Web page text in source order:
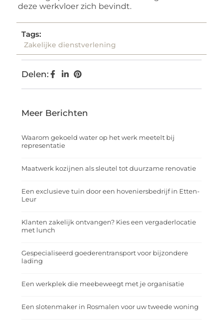
deze werkvloer zich bevindt.
Tags:
Zakelijke dienstverlening
Delen:
Meer Berichten
Waarom gekoeld water op het werk meetelt bij
representatie
Maatwerk kozijnen als sleutel tot duurzame renovatie
Een exclusieve tuin door een hoveniersbedrijf in Etten-
Leur
Klanten zakelijk ontvangen? Kies een vergaderlocatie
met lunch
Gespecialiseerd goederentransport voor bijzondere
lading
Een werkplek die meebeweegt met je organisatie
Een slotenmaker in Rosmalen voor uw tweede woning